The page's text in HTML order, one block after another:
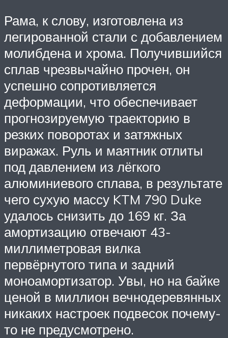
Рама, к слову, изготовлена из
легированной стали с добавлением
молибдена и хрома. Получившийся
сплав чрезвычайно прочен, он
успешно сопротивляется
деформации, что обеспечивает
прогнозируемую траекторию в
резких поворотах и затяжных
виражах. Руль и маятник отлиты
под давлением из лёгкого
алюминиевого сплава, в результате
чего сухую массу KTM 790 Duke
удалось снизить до 169 кг. За
амортизацию отвечают 43-
миллиметровая вилка
первёрнутого типа и задний
моноамортизатор. Увы, но на байке
ценой в миллион вечнодеревянных
никаких настроек подвесок почему-
то не предусмотрено.